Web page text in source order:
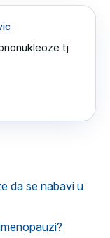
tj
da se nabavi u